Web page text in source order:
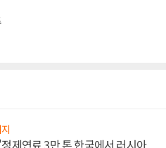
제연료 3만 톤 한국에서 러시아